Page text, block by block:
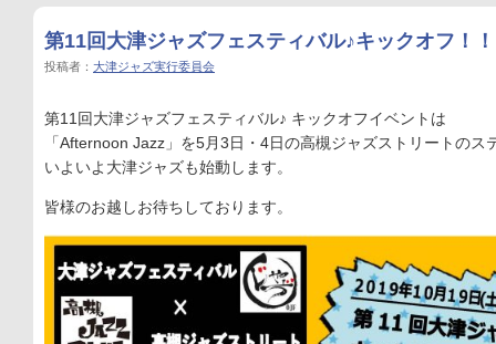
第11回大津ジャズフェスティバル♪キックオフ！！
投稿者： 大津ジャズ実行委員会
第11回大津ジャズフェスティバル♪ キックオフイベントは
「Afternoon Jazz」を5月3日・4日の高槻ジャズストリートのス
いよいよ大津ジャズも始動します。
皆様のお越しお待ちしております。